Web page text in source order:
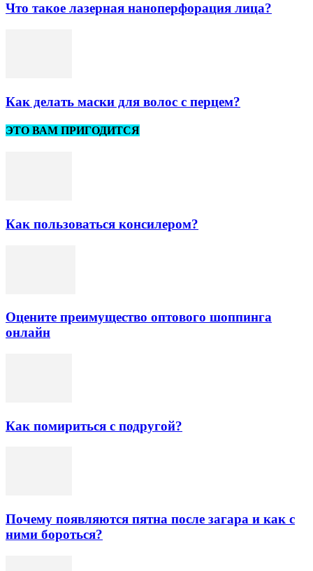
Что такое лазерная наноперфорация лица?
Как делать маски для волос с перцем?
ЭТО ВАМ ПРИГОДИТСЯ
Как пользоваться консилером?
Оцените преимущество оптового шоппинга
онлайн
Как помириться с подругой?
Почему появляются пятна после загара и как с
ними бороться?